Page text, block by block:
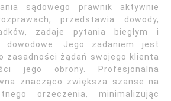
sądowego prawnik aktywnie
przedstawia dowody,
zadaje pytania biegłym i
dowodowe. Jego zadaniem jest
zasadności żądań swojego klienta
jego obrony. Profesjonalna
znacząco zwiększa szanse na
orzeczenia, minimalizując